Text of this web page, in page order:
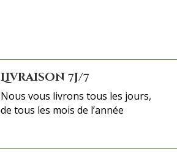
Livraison 7j/7
Nous vous livrons tous les jours,
de tous les mois de l’année